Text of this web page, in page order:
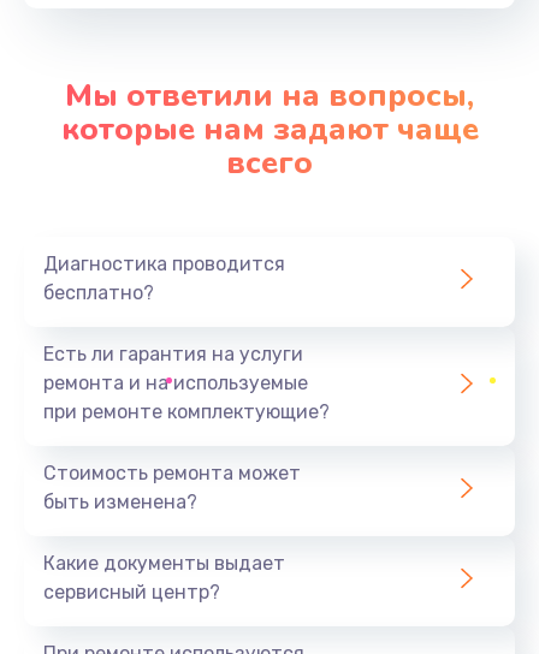
от 3900 руб.
Замена контроллера питания
от 1490 руб.
Заказать
от 1800 руб.
Ремонт петель крышки
от 990 руб.
Замена экрана
Заказать
Мы ответили на вопросы,
которые нам задают чаще
всего
Диагностика проводится
бесплатно?
Есть ли гарантия на услуги
ремонта и на используемые
при ремонте комплектующие?
Стоимость ремонта может
быть изменена?
Какие документы выдает
сервисный центр?